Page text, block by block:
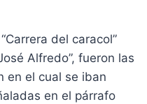
del caracol”
Alfredo”, fueron las
en el cual se iban
en el párrafo